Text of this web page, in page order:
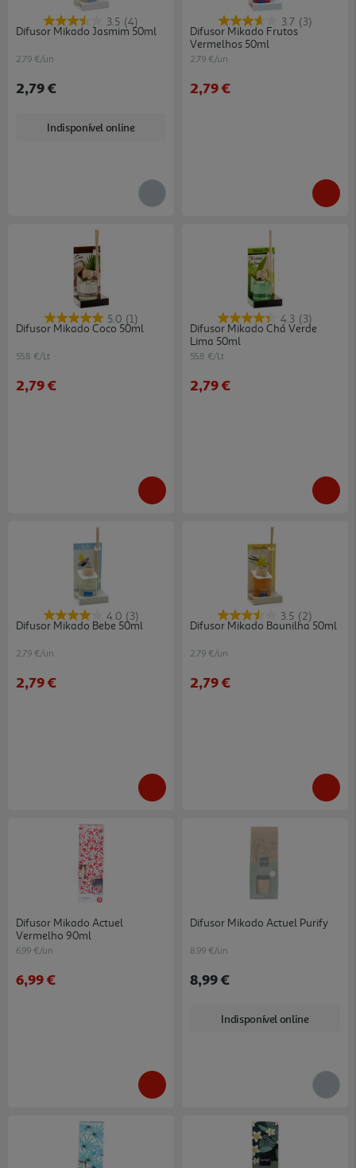
3.5 (4)
Difusor Mikado Jasmim 50ml
2.79 €/un
2,79 €
Indisponível online
3.7 (3)
Difusor Mikado Frutos
Vermelhos 50ml
2.79 €/un
2,79 €
5.0 (1)
Difusor Mikado Coco 50ml
55.8 €/Lt
2,79 €
4.3 (3)
Difusor Mikado Chá Verde
Lima 50ml
55.8 €/Lt
2,79 €
4.0 (3)
Difusor Mikado Bebe 50ml
2.79 €/un
2,79 €
3.5 (2)
Difusor Mikado Baunilha 50ml
2.79 €/un
2,79 €
Difusor Mikado Actuel
Vermelho 90ml
6.99 €/un
6,99 €
Difusor Mikado Actuel Purify
8.99 €/un
8,99 €
Indisponível online